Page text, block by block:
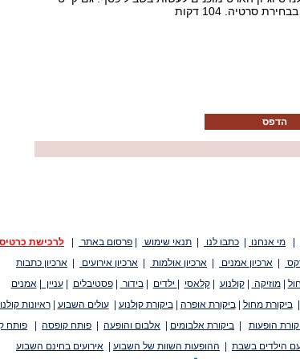
סרטיה. 104 דקות
הדפס
מי אנחנו כתבו לנו תנאי שימוש פרסום באתר
לרכישת
ארכיון אמנים ארכיון אולמות ארכיון אירועים
ארכיון כתבות
|מוזיקה |קולנוע |קלאסי ילדים |בידור |פסטיבלים |עניין |אמנים
|ביקורת מחול |ביקורת אופרה |ביקורת קולנוע |עולים השבוע |ראיונות
הופעות ביקורת אלבומים אלבום והופעה פותח קופסה
פותח
הילדים בשבת
ההופעות השוות של השבוע אירועים בחינם השבוע